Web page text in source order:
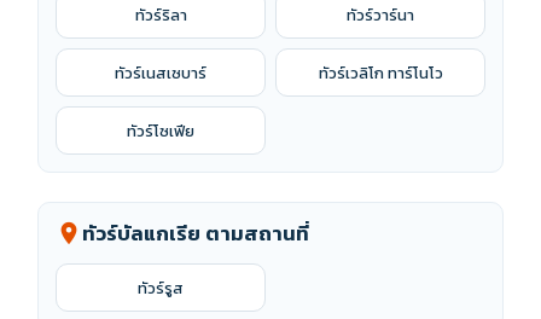
ทัวร์ริลา ทัวร์วาร์นา
ทัวร์เนสเซบาร์ ทัวร์เวลิโก ทาร์โนโว
ทัวร์โซเฟีย
location_on ทัวร์บัลแกเรีย ตามสถานที่
ทัวร์รูส